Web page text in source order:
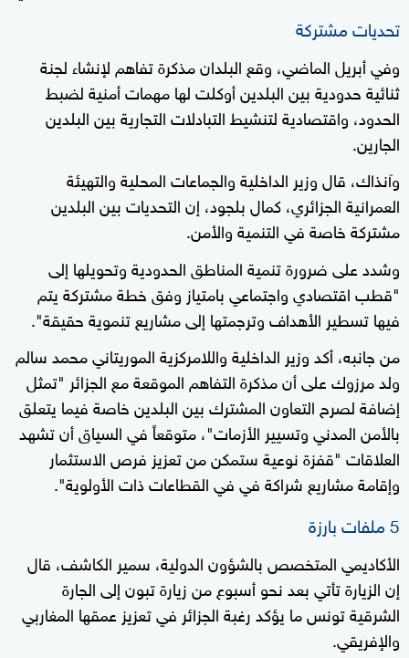
تحديات مشتركة
وفي أبريل الماضي، وقع البلدان مذكرة تفاهم لإنشاء لجنة
ثنائية حدودية بين البلدين أوكلت لها مهمات أمنية لضبط
الحدود، واقتصادية لتنشيط التبادلات التجارية بين البلدين
الجارين.
وآنذاك، قال وزير الداخلية والجماعات المحلية والتهيئة
العمرانية الجزائري، كمال بلجود، إن التحديات بين البلدين
مشتركة خاصة في التنمية والأمن.
وشدد على ضرورة تنمية المناطق الحدودية وتحويلها إلى
"قطب اقتصادي واجتماعي بامتياز وفق خطة مشتركة يتم
فيها تسطير الأهداف وترجمتها إلى مشاريع تنموية حقيقة".
من جانبه، أكد وزير الداخلية واللامركزية الموريتاني محمد سالم
ولد مرزوك على أن مذكرة التفاهم الموقعة مع الجزائر "تمثل
إضافة لصرح التعاون المشترك بين البلدين خاصة فيما يتعلق
بالأمن المدني وتسيير الأزمات"، متوقعاً في السياق أن تشهد
العلاقات "قفزة نوعية ستمكن من تعزيز فرص الاستثمار
وإقامة مشاريع شراكة في في القطاعات ذات الأولوية".
5 ملفات بارزة
الأكاديمي المتخصص بالشؤون الدولية، سمير الكاشف، قال
إن الزيارة تأتي بعد نحو أسبوع من زيارة تبون إلى الجارة
الشرقية تونس ما يؤكد رغبة الجزائر في تعزيز عمقها المغاربي
والإفريقي.